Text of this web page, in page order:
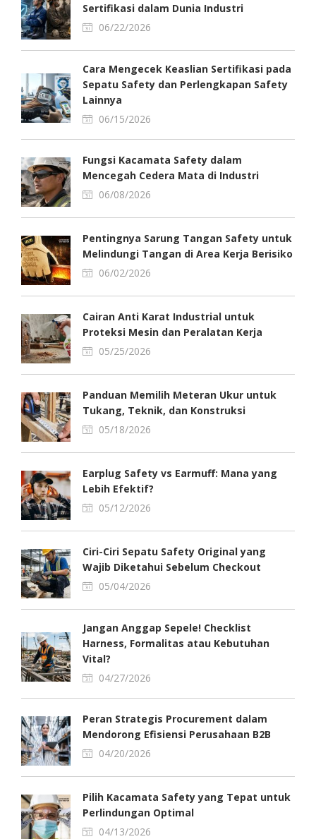
Sertifikasi dalam Dunia Industri
06/22/2026
Cara Mengecek Keaslian Sertifikasi pada
Sepatu Safety dan Perlengkapan Safety
Lainnya
06/15/2026
Fungsi Kacamata Safety dalam
Mencegah Cedera Mata di Industri
06/08/2026
Pentingnya Sarung Tangan Safety untuk
Melindungi Tangan di Area Kerja Berisiko
06/02/2026
Cairan Anti Karat Industrial untuk
Proteksi Mesin dan Peralatan Kerja
05/25/2026
Panduan Memilih Meteran Ukur untuk
Tukang, Teknik, dan Konstruksi
05/18/2026
Earplug Safety vs Earmuff: Mana yang
Lebih Efektif?
05/12/2026
Ciri-Ciri Sepatu Safety Original yang
Wajib Diketahui Sebelum Checkout
05/04/2026
Jangan Anggap Sepele! Checklist
Harness, Formalitas atau Kebutuhan
Vital?
04/27/2026
Peran Strategis Procurement dalam
Mendorong Efisiensi Perusahaan B2B
04/20/2026
Pilih Kacamata Safety yang Tepat untuk
Perlindungan Optimal
04/13/2026